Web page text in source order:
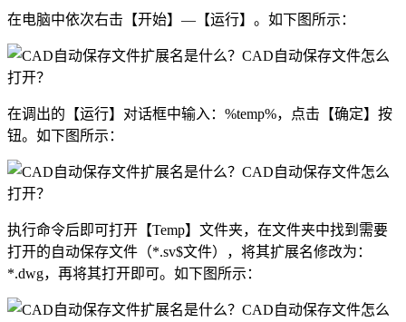
在电脑中依次右击【开始】—【运行】。如下图所示：
在调出的【运行】对话框中输入：%temp%，点击【确定】按
钮。如下图所示：
执行命令后即可打开【Temp】文件夹，在文件夹中找到需要
打开的自动保存文件（*.sv$文件），将其扩展名修改为：
*.dwg，再将其打开即可。如下图所示：